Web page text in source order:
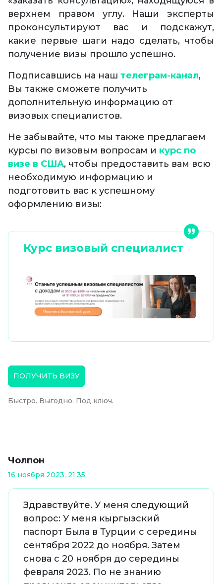
верхнем правом углу. Наши эксперты
проконсультируют вас и подскажут,
какие первые шаги надо сделать, чтобы
получение визы прошло успешно.
Подписавшись на наш телеграм-канал,
Вы также сможете получить
дополнительную информацию от
визовых специалистов.
Не забывайте, что мы также предлагаем
курсы по визовым вопросам и курс по
визе в США, чтобы предоставить вам всю
необходимую информацию и
подготовить вас к успешному
оформлению визы:
Курс визовый специалист
ПОЛУЧИТЬ ВИЗУ
Быстро. Выгодно. Под ключ.
Чолпон
16 ноября 2023, 21:35
Здравствуйте. У меня следующий
вопрос: У меня кыргызский
паспорт Была в Турции с середины
сентября 2022 до ноября. Затем
снова с 20 ноября до середины
февраля 2023. По не знанию